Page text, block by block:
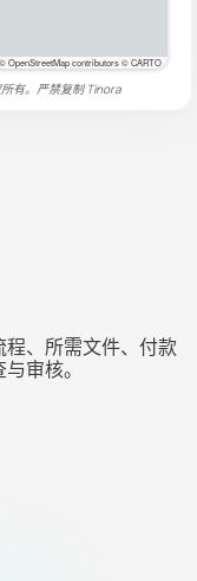
© OpenStreetMap contributors © CARTO
有。严禁复制Tinora
、所需文件、付款
审核。